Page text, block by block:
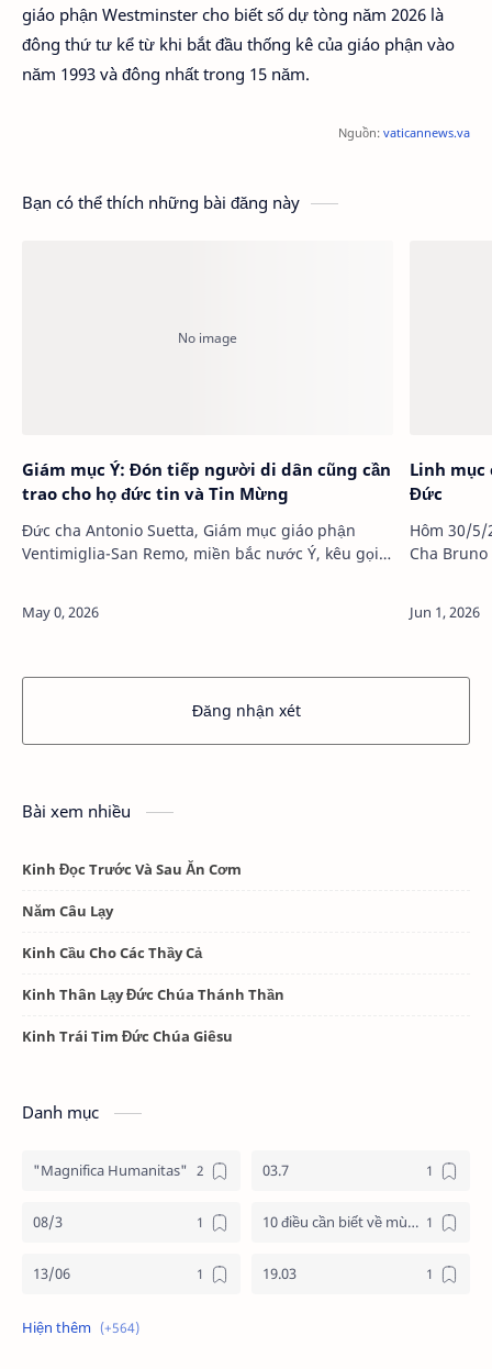
giáo phận Westminster cho biết số dự tòng năm 2026 là
đông thứ tư kể từ khi bắt đầu thống kê của giáo phận vào
năm 1993 và đông nhất trong 15 năm.
Nguồn: vaticannews.va
Bạn có thể thích những bài đăng này
Giám mục Ý: Đón tiếp người di dân cũng cần
trao cho họ đức tin và Tin Mừng
Đức cha Antonio Suetta, Giám mục giáo phận
Ventimiglia-San Remo, miền bắc nước Ý, kêu gọi
Linh
Đức
Hôm 30/5/
Cha
Đăng nhận xét
Bài xem nhiều
Kinh Đọc Trước Và Sau Ăn Cơm
Năm Câu Lạy
Kinh Cầu Cho Các Thầy Cả
Kinh Thân Lạy Đức Chúa Thánh Thần
Kinh Trái Tim Đức Chúa Giêsu
Danh mục
"Magnifica Humanitas" 03.7
08/3 10 điều cần biết về mùa vọng
13/06 19.03
19/3